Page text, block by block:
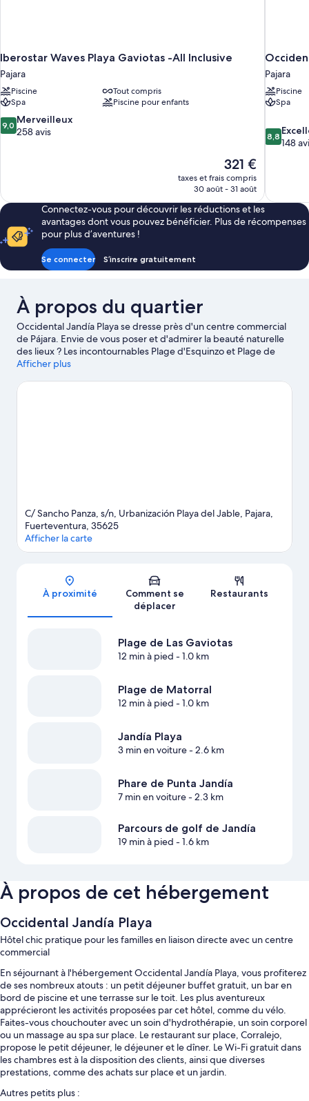
Iberostar Waves Playa Gaviotas -All Inclusive
Pajara
Piscine
Tout compris
Spa
Piscine pour enfants
9.0
sur
9,0 Merveilleux
258 avis
Le
nouveau
prix
de
321 €
321 €
taxes et frais compris
30 août - 31 août
Pajara
Piscine
Spa
8.8
sur
8,8
148
Connectez-vous pour découvrir les réductions et les
avantages dont vous pouvez bénéficier. Plus de récompenses
pour plus d’aventures !
Se connecter S’inscrire gratuitement
À propos du quartier
Occidental Jandía Playa se dresse près d'un centre commercial
de Pájara. Envie de vous poser et d'admirer la beauté naturelle
des lieux ? Les incontournables Plage d'Esquinzo et Plage de
Sotavento de Jandia vous attendent ! Découvrez le jet-ski et la
le plein d'aventures en plein air en vous adonnant à différentes
Afficher plus
C/ Sancho Panza, s/n, Urbanización Playa del Jable, Pajara,
Fuerteventura, 35625
Afficher la carte
À proximité
Comment se
déplacer
Restaurants
Plage de Las Gaviotas
12 min à pied - 1.0 km
Plage de Matorral
12 min à pied - 1.0 km
Jandía Playa
3 min en voiture- 2.6 km
Phare de Punta Jandía
7 min en voiture- 2.3 km
Parcours de golf de Jandía
19 min à pied - 1.6 km
À propos de cet hébergement
Occidental Jandía Playa
Hôtel chic pratique pour les familles en liaison directe avec un centre
commercial
En séjournant à l'hébergement Occidental Jandía Playa, vous profiterez
de ses nombreux atouts : un petit déjeuner buffet gratuit, un bar en
bord de piscine et une terrasse sur le toit. Les plus aventureux
apprécieront les activités proposées par cet hôtel, comme du vélo.
Faites-vous chouchouter avec un soin d'hydrothérapie, un soin corporel
ou un massage au spa sur place. Le restaurant sur place, Corralejo,
propose le petit déjeuner, le déjeuner et le dîner. Le Wi-Fi gratuit dans
les chambres est à la disposition des clients, ainsi que diverses
prestations, comme des achats sur place et un jardin.
Autres petits plus :